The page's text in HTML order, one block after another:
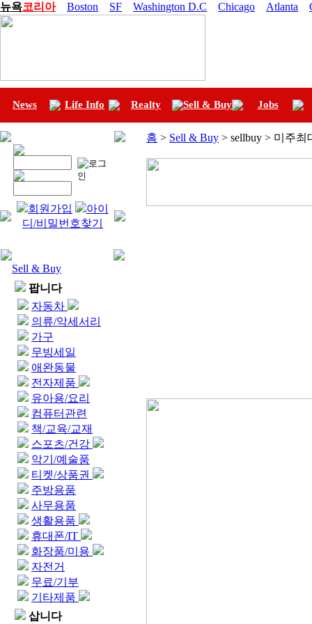
뉴욕코리아 Boston SF Washington D.C Chicago Atlanta
News Life Info Realty Sell & Buy Jobs
회원가입
아이
디/비밀번호찾기
Sell & Buy
팝니다
자동차
의류/악세서리
가구
무빙세일
애완동물
전자제품
유아용/요리
컴퓨터관련
책/교육/교재
스포츠/건강
악기/예술품
티켓/상품권
주방용품
사무용품
생활용품
휴대폰/IT
화장품/미용
자전거
무료/기부
기타제품
삽니다
홈 > Sell & Buy > sellbuy > 미주최